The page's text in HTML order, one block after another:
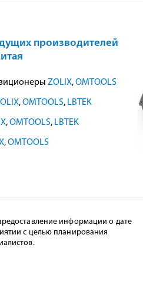
производителей
ZOLIX,OMTOOLS
,OMTOOLS, LBTEK
,OMTOOLS, LBTEK
,OMTOOLS
информации о дате
с целью планирования